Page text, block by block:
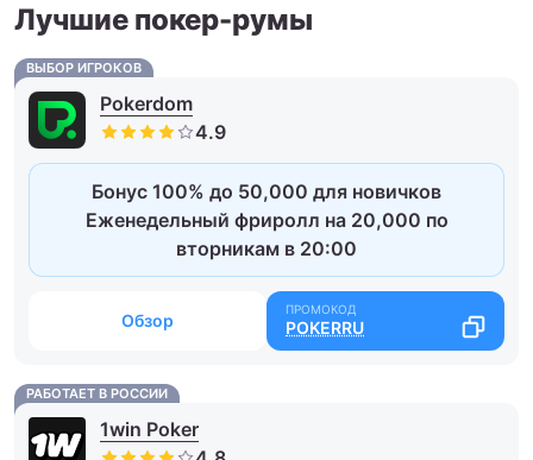
Лучшие покер-румы
ВЫБОР ИГРОКОВ
Pokerdom
Бонус 100% до 50,000 для новичков
Еженедельный фриролл на 20,000 по
вторникам в 20:00
Обзор POKERRU
РАБОТАЕТ В РОССИИ
1win Poker